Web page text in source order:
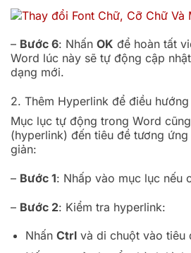
– Bước 6: Nhấn OK để hoàn tất
Word lúc này sẽ tự động cập
dạng mới.
2. Thêm Hyperlink để điều
Mục lục tự động trong Word
(hyperlink) đến tiêu đề tương
giản:
– Bước 1: Nhấp vào mục lục nếu
– Bước 2: Kiểm tra hyperlink:
Nhấn Ctrlvà di chuột vào tiêu